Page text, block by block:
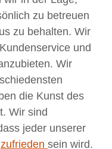
zu betreuen
zu behalten. Wir
und
Wir
die Kunst des
Wir sind
jeder unserer
zufrieden sein wird.